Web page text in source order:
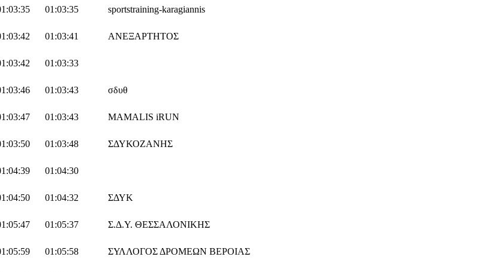
01:03:35
sportstraining-karagiannis
01:03:41
ΑΝΕΞΑΡΤΗΤΟΣ
01:03:33
01:03:43
σδυθ
01:03:43
MAMALIS iRUN
01:03:48
ΣΔΥΚΟΖΑΝΗΣ
01:04:30
01:04:32
ΣΔΥΚ
01:05:37
Σ.Δ.Υ. ΘΕΣΣΑΛΟΝΙΚΗΣ
01:05:58
ΣΥΛΛΟΓΟΣ ΔΡΟΜΕΩΝ ΒΕΡΟΙΑΣ